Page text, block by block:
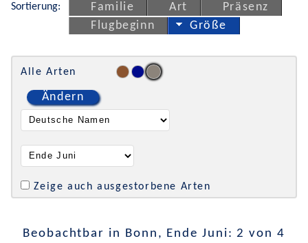
Sortierung: Familie Art
Präsenz
Flugbeginn
Größe
Alle Arten
Ändern
Zeige auch ausgestorbene Arten
Beobachtbar in Bonn, Ende Juni: 2 von 4